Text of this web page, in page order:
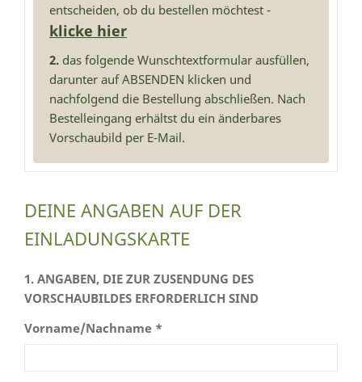
entscheiden, ob du bestellen möchtest -
klicke hier
2. das folgende Wunschtextformular ausfüllen,
darunter auf ABSENDEN klicken und
nachfolgend die Bestellung abschließen. Nach
Bestelleingang erhältst du ein änderbares
Vorschaubild per E-Mail.
DEINE ANGABEN AUF DER
EINLADUNGSKARTE
1. ANGABEN, DIE ZUR ZUSENDUNG DES
VORSCHAUBILDES ERFORDERLICH SIND
Vorname/Nachname *